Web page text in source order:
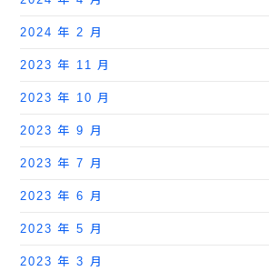
2024 年 2 月
2023 年 11 月
2023 年 10 月
2023 年 9 月
2023 年 7 月
2023 年 6 月
2023 年 5 月
2023 年 3 月